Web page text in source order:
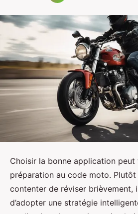
Choisir la bonne application
préparation au code moto. Plutôt
contenter de réviser brièvement,
d’adopter une stratégie